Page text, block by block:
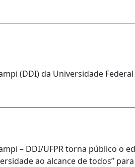
(DDI) da Universidade
– DDI/UFPR torna público o
ao alcance de todos”